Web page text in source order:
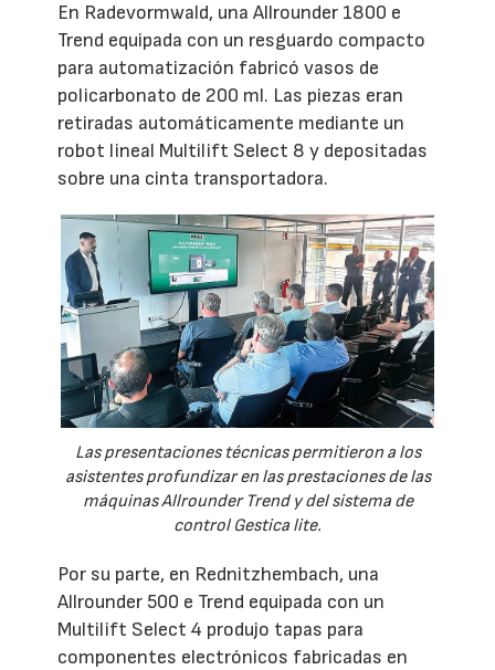
En Radevormwald, una Allrounder 1800 e
Trend equipada con un resguardo compacto
para automatización fabricó vasos de
policarbonato de 200 ml. Las piezas eran
retiradas automáticamente mediante un
robot lineal Multilift Select 8 y depositadas
sobre una cinta transportadora.
Las presentaciones técnicas permitieron a los
asistentes profundizar en las prestaciones de las
máquinas Allrounder Trend y del sistema de
control Gestica lite.
Por su parte, en Rednitzhembach, una
Allrounder 500 e Trend equipada con un
Multilift Select 4 produjo tapas para
componentes electrónicos fabricadas en